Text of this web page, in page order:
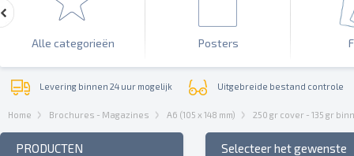
Alle categorieën Posters
Levering binnen 24 uur mogelijk Uitgebreide bestand controle
Home Brochures - Magazines A6 (105 x 148 mm) 250 gr cover - 135 gr
PRODUCTEN Selecteer het gewenste